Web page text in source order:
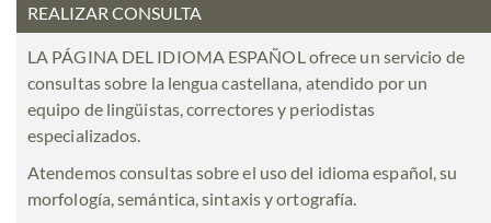
REALIZAR CONSULTA
LA PÁGINA DEL IDIOMA ESPAÑOL ofrece un servicio de
consultas sobre la lengua castellana, atendido por un
equipo de lingüistas, correctores y periodistas
especializados.
Atendemos consultas sobre el uso del idioma español, su
morfología, semántica, sintaxis y ortografía.